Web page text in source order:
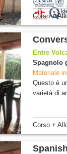
Corso +
Entre
Spagnolo
Materiale
Questo è
varietà di
Corso +